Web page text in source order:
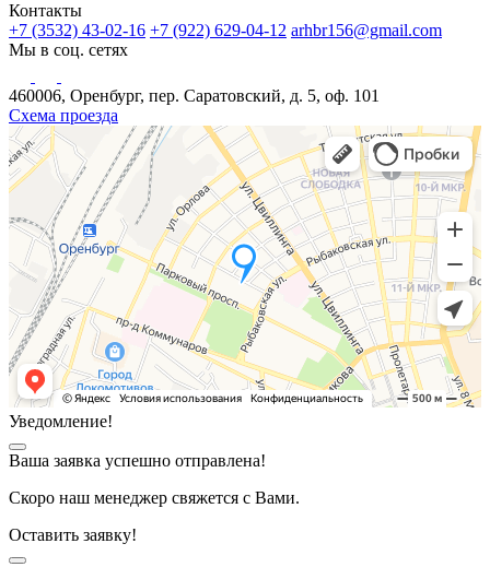
Контакты
+7 (3532) 43-02-16 +7 (922) 629-04-12 arhbr156@gmail.com
Мы в соц. сетях
460006, Оренбург, пер. Саратовский, д. 5, оф. 101
Схема проезда
Уведомление!
Ваша заявка успешно отправлена!
Скоро наш менеджер свяжется с Вами.
Оставить заявку!